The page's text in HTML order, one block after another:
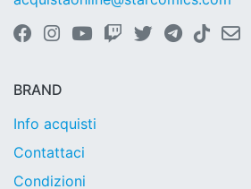
BRAND
Info acquisti
Contattaci
Condizioni